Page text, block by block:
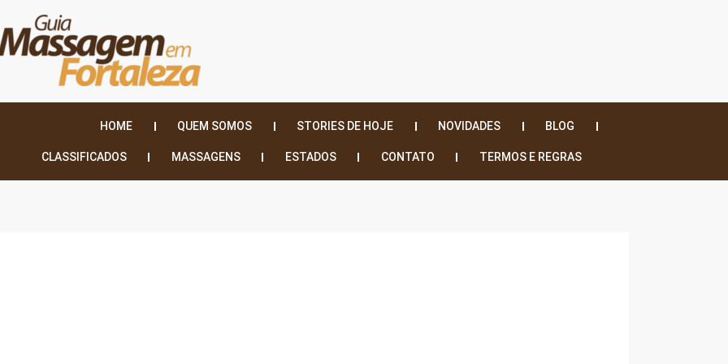
HOME QUEM SOMOS STORIES DE HOJE NOVIDADES BLOG
CLASSIFICADOS MASSAGENS ESTADOS CONTATO TERMOS E REGRAS